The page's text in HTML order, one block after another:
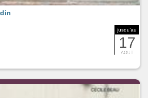
jusqu'au
17
AOUT